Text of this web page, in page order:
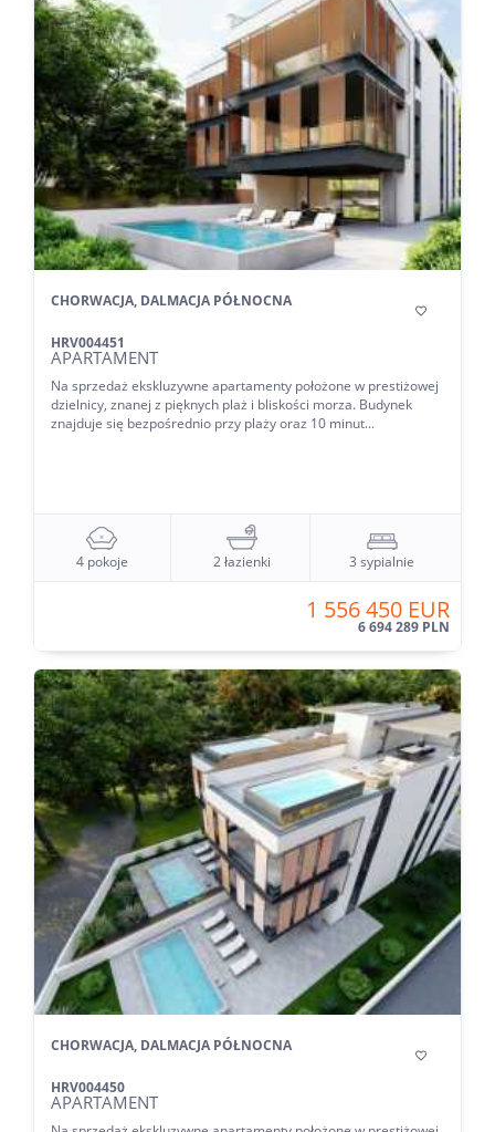
CHORWACJA, DALMACJA PÓŁNOCNA
HRV004451
APARTAMENT

Na sprzedaż ekskluzywne apartamenty położone w prestiżowej
dzielnicy, znanej z pięknych plaż i bliskości morza. Budynek
znajduje się bezpośrednio przy plaży oraz 10 minut...
4 pokoje 2 łazienki 3 sypialnie
1 556 450 EUR
6 694 289 PLN
CHORWACJA, DALMACJA PÓŁNOCNA
HRV004450
APARTAMENT
